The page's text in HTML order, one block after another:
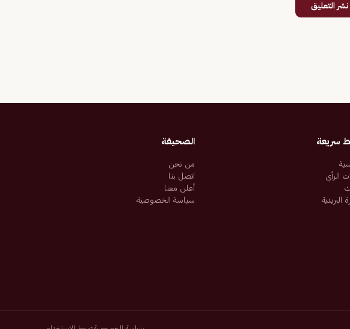
نشر التعليق
سريعة
الرأي
البريدية
الصحيفة
من نحن
اتصل بنا
أعلن معنا
سياسة الخصوصية